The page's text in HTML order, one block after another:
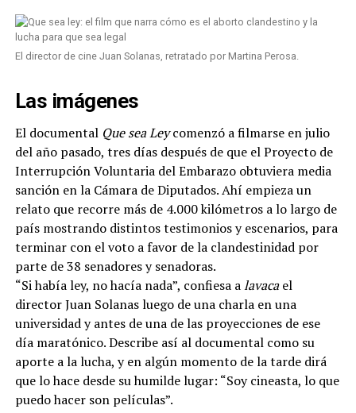
El director de cine Juan Solanas, retratado por Martina Perosa.
Las imágenes
El documental Que sea Leycomenzó a filmarse en julio
del año pasado, tres días después de que el Proyecto de
Interrupción Voluntaria del Embarazo obtuviera media
sanción en la Cámara de Diputados. Ahí empieza un
relato que recorre más de 4.000 kilómetros a lo largo de
país mostrando distintos testimonios y escenarios, para
terminar con el voto a favor de la clandestinidad por
parte de 38 senadores y senadoras.
“Si había ley, no hacía nada”, confiesa alavacael
director Juan Solanas luego de una charla en una
universidad y antes de una de las proyecciones de ese
día maratónico. Describe así al documental como su
aporte a la lucha, y en algún momento de la tarde dirá
que lo hace desde su humilde lugar: “Soy cineasta, lo que
puedo hacer son películas”.